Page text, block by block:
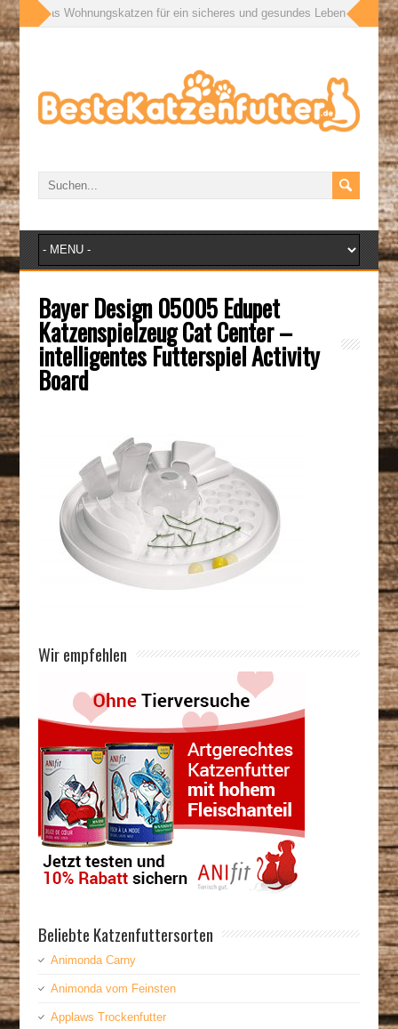
Was Wohnungskatzen für ein sicheres und gesundes Leben wirklich
Bayer Design 05005 Edupet
Katzenspielzeug Cat Center –
intelligentes Futterspiel Activity
Board
Wir empfehlen
Beliebte Katzenfuttersorten
Animonda Carny
Animonda vom Feinsten
Applaws Trockenfutter